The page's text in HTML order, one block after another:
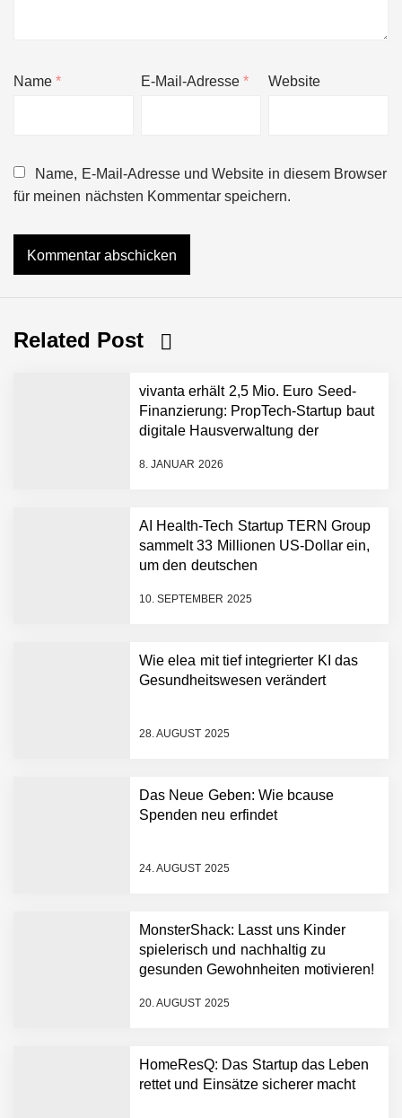
Name* E-Mail-Adresse* Website
Name, E-Mail-Adresse und Website in diesem Browser
für meinen nächsten Kommentar speichern.
Related Post
vivanta erhält 2,5 Mio. Euro Seed-
Finanzierung: PropTech-Startup baut
digitale Hausverwaltung der
8. JANUAR 2026
AI Health-Tech Startup TERN Group
sammelt 33 Millionen US-Dollar ein,
um den deutschen
10. SEPTEMBER 2025
Wie elea mit tief integrierter KI das
Gesundheitswesen verändert
28. AUGUST 2025
Das Neue Geben: Wie bcause
Spenden neu erfindet
24. AUGUST 2025
MonsterShack: Lasst uns Kinder
spielerisch und nachhaltig zu
gesunden Gewohnheiten motivieren!
20. AUGUST 2025
HomeResQ: Das Startup das Leben
rettet und Einsätze sicherer macht
vivanta erhält 2,5 Mio.
PropTech-Startup baut
AI Health-Tech Startup
TERN Group sammelt 33
Gesundheitsnotstand zu
KI das Gesundheitswesen
verändert
bcause Spenden neu
erfindet
MonsterShack
MonsterShack: Lasst uns
Kinder spielerisch und
nachhaltig zu gesunden